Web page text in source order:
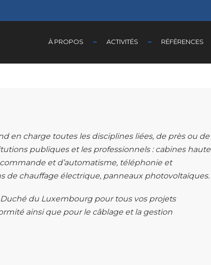
À PROPOS ACTIVITÉS RÉFÉRENCES
en charge toutes les disciplines liées, de près ou de
publiques et les professionnels : cabines haute
et d’automatisme, téléphonie et
de chauffage électrique, panneaux photovoltaïques.
du Luxembourg pour tous vos projets
ainsi que pour le câblage et la gestion